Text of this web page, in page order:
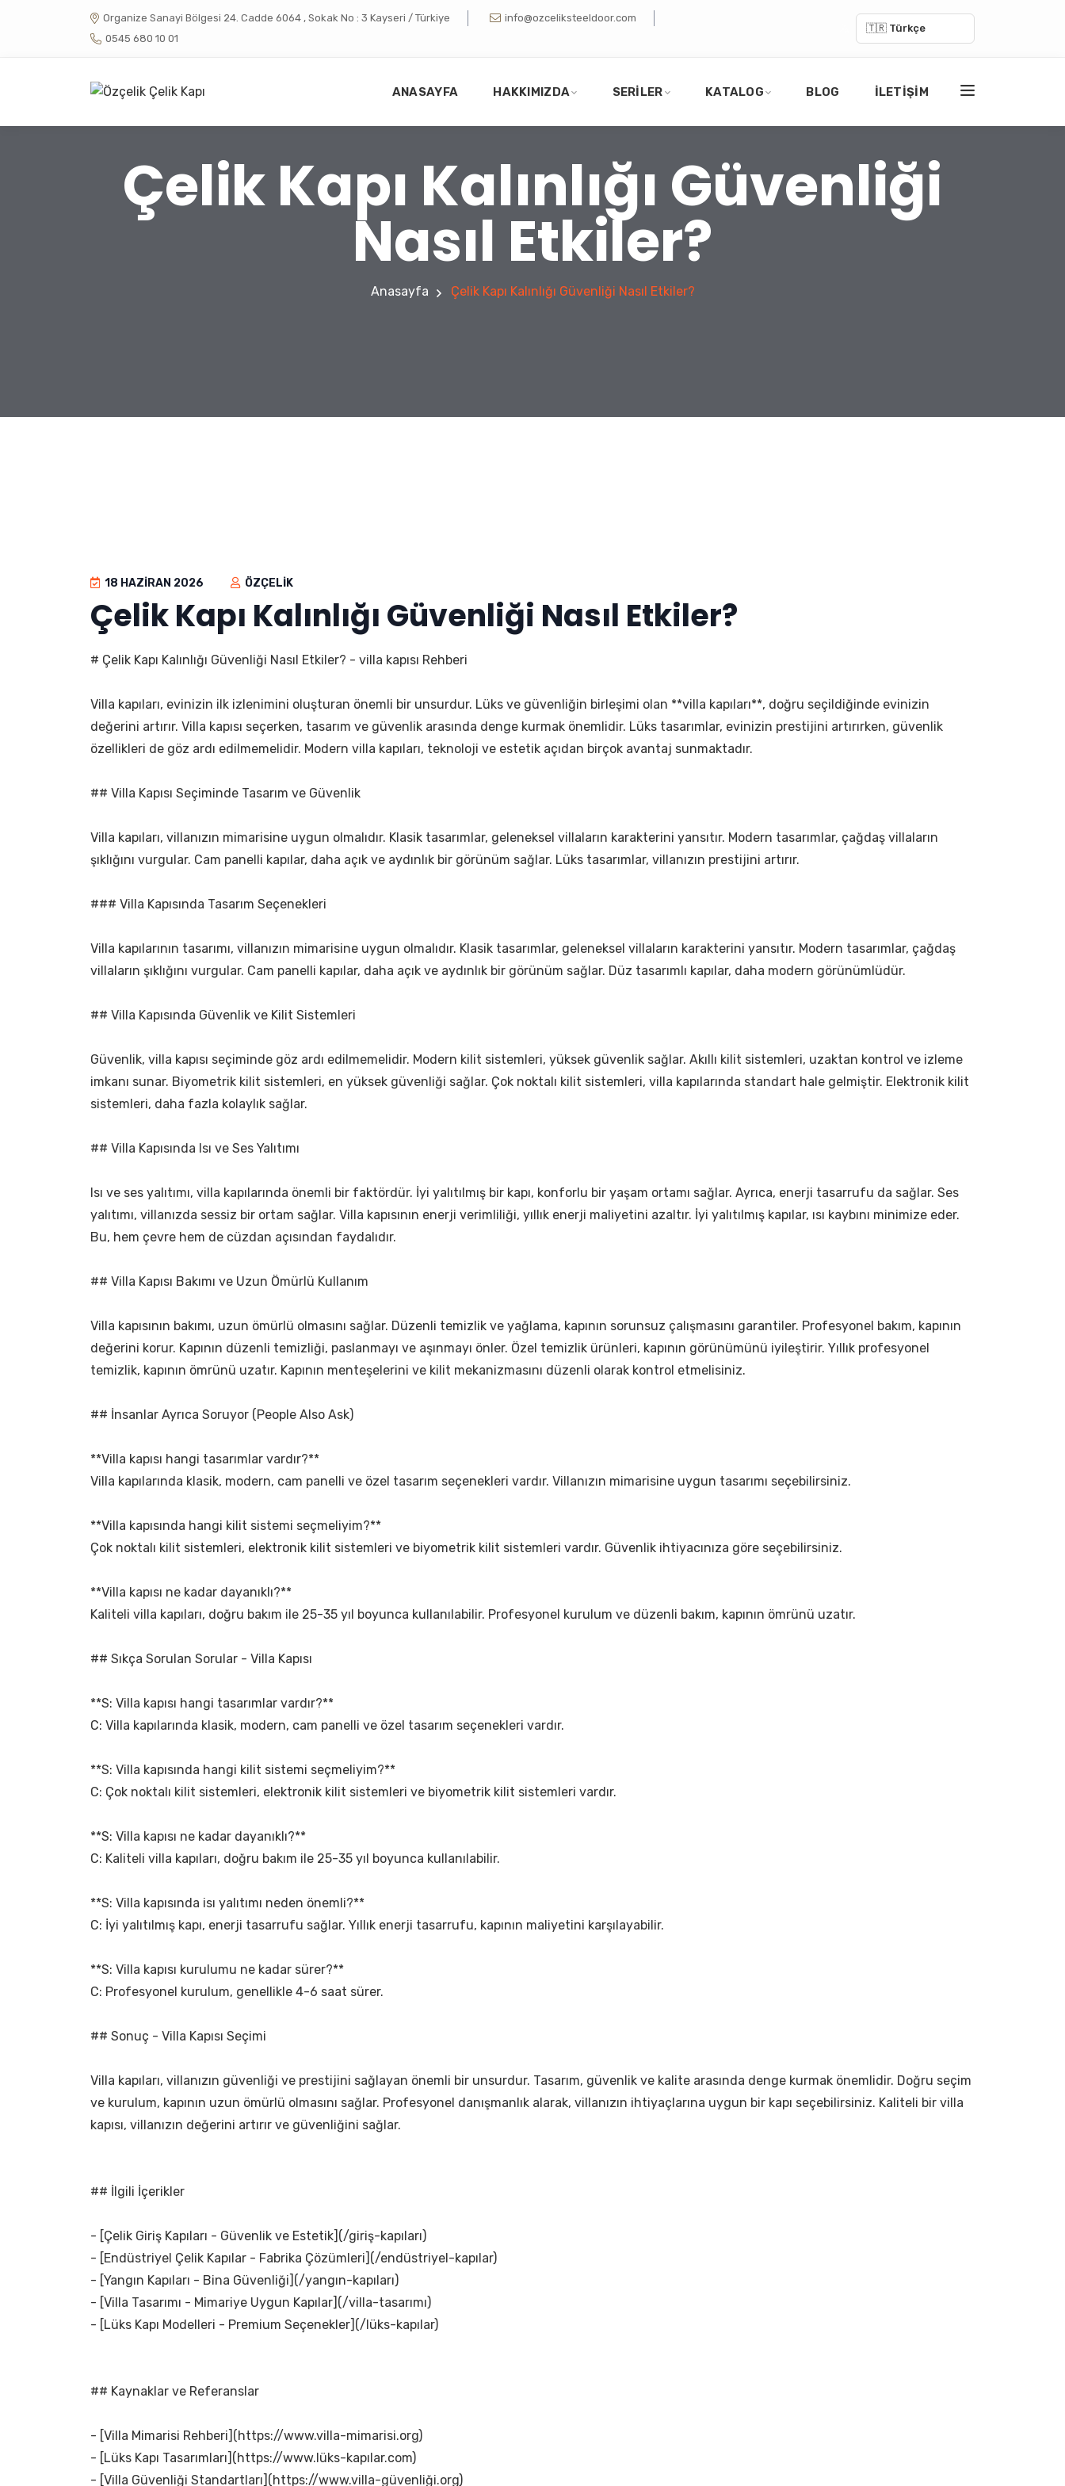
Organize Sanayi Bölgesi 24. Cadde 6064 , Sokak No : 3 Kayseri / Türkiye
info@ozceliksteeldoor.com
0545 680 10 01
🇹🇷 Türkçe
ANASAYFA HAKKIMIZDA SERILER KATALOG BLOG İLETIŞIM
Çelik Kapı Kalınlığı Güvenliği
Nasıl Etkiler?
Anasayfa Çelik Kapı Kalınlığı Güvenliği Nasıl Etkiler?
18 HAZIRAN 2026 ÖZÇELIK
Çelik Kapı Kalınlığı Güvenliği Nasıl Etkiler?
# Çelik Kapı Kalınlığı Güvenliği Nasıl Etkiler? - villa kapısı Rehberi
Villa kapıları, evinizin ilk izlenimini oluşturan önemli bir unsurdur. Lüks ve güvenliğin birleşimi olan **villa kapıları**, doğru seçildiğinde evinizin
değerini artırır. Villa kapısı seçerken, tasarım ve güvenlik arasında denge kurmak önemlidir. Lüks tasarımlar, evinizin prestijini artırırken, güvenlik
özellikleri de göz ardı edilmemelidir. Modern villa kapıları, teknoloji ve estetik açıdan birçok avantaj sunmaktadır.
## Villa Kapısı Seçiminde Tasarım ve Güvenlik
Villa kapıları, villanızın mimarisine uygun olmalıdır. Klasik tasarımlar, geleneksel villaların karakterini yansıtır. Modern tasarımlar, çağdaş villaların
şıklığını vurgular. Cam panelli kapılar, daha açık ve aydınlık bir görünüm sağlar. Lüks tasarımlar, villanızın prestijini artırır.
### Villa Kapısında Tasarım Seçenekleri
Villa kapılarının tasarımı, villanızın mimarisine uygun olmalıdır. Klasik tasarımlar, geleneksel villaların karakterini yansıtır. Modern tasarımlar, çağdaş
villaların şıklığını vurgular. Cam panelli kapılar, daha açık ve aydınlık bir görünüm sağlar. Düz tasarımlı kapılar, daha modern görünümlüdür.
## Villa Kapısında Güvenlik ve Kilit Sistemleri
Güvenlik, villa kapısı seçiminde göz ardı edilmemelidir. Modern kilit sistemleri, yüksek güvenlik sağlar. Akıllı kilit sistemleri, uzaktan kontrol ve izleme
imkanı sunar. Biyometrik kilit sistemleri, en yüksek güvenliği sağlar. Çok noktalı kilit sistemleri, villa kapılarında standart hale gelmiştir. Elektronik kilit
sistemleri, daha fazla kolaylık sağlar.
## Villa Kapısında Isı ve Ses Yalıtımı
Isı ve ses yalıtımı, villa kapılarında önemli bir faktördür. İyi yalıtılmış bir kapı, konforlu bir yaşam ortamı sağlar. Ayrıca, enerji tasarrufu da sağlar. Ses
yalıtımı, villanızda sessiz bir ortam sağlar. Villa kapısının enerji verimliliği, yıllık enerji maliyetini azaltır. İyi yalıtılmış kapılar, ısı kaybını minimize eder.
Bu, hem çevre hem de cüzdan açısından faydalıdır.
## Villa Kapısı Bakımı ve Uzun Ömürlü Kullanım
Villa kapısının bakımı, uzun ömürlü olmasını sağlar. Düzenli temizlik ve yağlama, kapının sorunsuz çalışmasını garantiler. Profesyonel bakım, kapının
değerini korur. Kapının düzenli temizliği, paslanmayı ve aşınmayı önler. Özel temizlik ürünleri, kapının görünümünü iyileştirir. Yıllık profesyonel
temizlik, kapının ömrünü uzatır. Kapının menteşelerini ve kilit mekanizmasını düzenli olarak kontrol etmelisiniz.
## İnsanlar Ayrıca Soruyor (People Also Ask)
**Villa kapısı hangi tasarımlar vardır?**
Villa kapılarında klasik, modern, cam panelli ve özel tasarım seçenekleri vardır. Villanızın mimarisine uygun tasarımı seçebilirsiniz.
**Villa kapısında hangi kilit sistemi seçmeliyim?**
Çok noktalı kilit sistemleri, elektronik kilit sistemleri ve biyometrik kilit sistemleri vardır. Güvenlik ihtiyacınıza göre seçebilirsiniz.
**Villa kapısı ne kadar dayanıklı?**
Kaliteli villa kapıları, doğru bakım ile 25-35 yıl boyunca kullanılabilir. Profesyonel kurulum ve düzenli bakım, kapının ömrünü uzatır.
## Sıkça Sorulan Sorular - Villa Kapısı
**S: Villa kapısı hangi tasarımlar vardır?**
C: Villa kapılarında klasik, modern, cam panelli ve özel tasarım seçenekleri vardır.
**S: Villa kapısında hangi kilit sistemi seçmeliyim?**
C: Çok noktalı kilit sistemleri, elektronik kilit sistemleri ve biyometrik kilit sistemleri vardır.
**S: Villa kapısı ne kadar dayanıklı?**
C: Kaliteli villa kapıları, doğru bakım ile 25-35 yıl boyunca kullanılabilir.
**S: Villa kapısında isı yalıtımı neden önemli?**
C: İyi yalıtılmış kapı, enerji tasarrufu sağlar. Yıllık enerji tasarrufu, kapının maliyetini karşılayabilir.
**S: Villa kapısı kurulumu ne kadar sürer?**
C: Profesyonel kurulum, genellikle 4-6 saat sürer.
## Sonuç - Villa Kapısı Seçimi
Villa kapıları, villanızın güvenliği ve prestijini sağlayan önemli bir unsurdur. Tasarım, güvenlik ve kalite arasında denge kurmak önemlidir. Doğru seçim
ve kurulum, kapının uzun ömürlü olmasını sağlar. Profesyonel danışmanlık alarak, villanızın ihtiyaçlarına uygun bir kapı seçebilirsiniz. Kaliteli bir villa
kapısı, villanızın değerini artırır ve güvenliğini sağlar.
## İlgili İçerikler
- [Çelik Giriş Kapıları - Güvenlik ve Estetik](/giriş-kapıları)
- [Endüstriyel Çelik Kapılar - Fabrika Çözümleri](/endüstriyel-kapılar)
- [Yangın Kapıları - Bina Güvenliği](/yangın-kapıları)
- [Villa Tasarımı - Mimariye Uygun Kapılar](/villa-tasarımı)
- [Lüks Kapı Modelleri - Premium Seçenekler](/lüks-kapılar)
## Kaynaklar ve Referanslar
- [Villa Mimarisi Rehberi](https://www.villa-mimarisi.org)
- [Lüks Kapı Tasarımları](https://www.lüks-kapılar.com)
- [Villa Güvenliği Standartları](https://www.villa-güvenliği.org)